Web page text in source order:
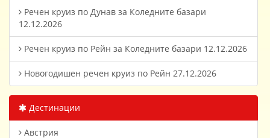
Речен круиз по Дунав за Коледните базари
12.12.2026
Речен круиз по Рейн за Коледните базари 12.12.2026
Новогодишен речен круиз по Рейн 27.12.2026
Дестинации
Австрия